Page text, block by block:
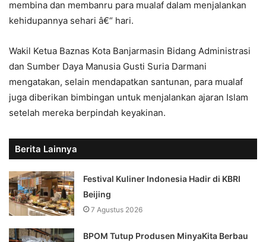
membina dan membanru para mualaf dalam menjalankan
kehidupannya sehari â€“ hari.
Wakil Ketua Baznas Kota Banjarmasin Bidang Administrasi
dan Sumber Daya Manusia Gusti Suria Darmani
mengatakan, selain mendapatkan santunan, para mualaf
juga diberikan bimbingan untuk menjalankan ajaran Islam
setelah mereka berpindah keyakinan.
Berita Lainnya
Festival Kuliner Indonesia Hadir di KBRI
Beijing
7 Agustus 2026
BPOM Tutup Produsen MinyaKita Berbau